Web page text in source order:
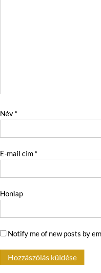
Név *
E-mail cím *
Honlap
Notify me of new posts by